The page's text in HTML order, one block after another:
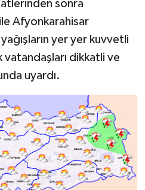
sonra
Afyonkarahisar
yer yer kuvvetli
dikkatli ve
uyardı.